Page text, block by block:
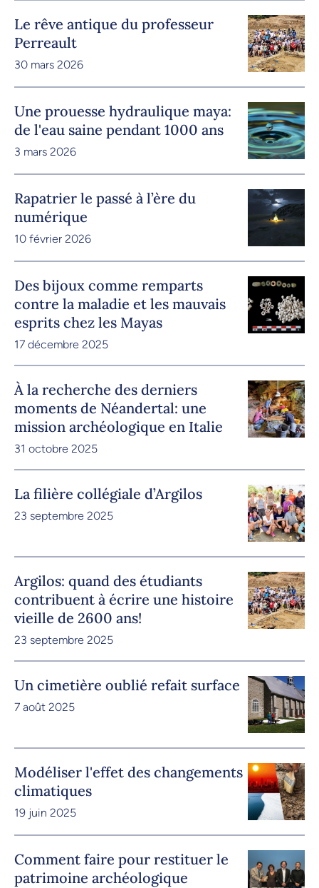
Le rêve antique du professeur
Perreault
30 mars 2026
Une prouesse hydraulique maya:
de l'eau saine pendant 1000 ans
3 mars 2026
Rapatrier le passé à l’ère du
numérique
10 février 2026
Des bijoux comme remparts
contre la maladie et les mauvais
esprits chez les Mayas
17 décembre 2025
À la recherche des derniers
moments de Néandertal: une
mission archéologique en Italie
31 octobre 2025
La filière collégiale d’Argilos
23 septembre 2025
Argilos: quand des étudiants
contribuent à écrire une histoire
vieille de 2600 ans!
23 septembre 2025
Un cimetière oublié refait surface
7 août 2025
Modéliser l'effet des changements
climatiques
19 juin 2025
Comment faire pour restituer le
patrimoine archéologique